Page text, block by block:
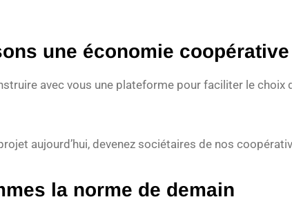
une économie coopérative
avec vous une plateforme pour faciliter le choix
aujourd’hui, devenez sociétaires de nos
la norme de demain